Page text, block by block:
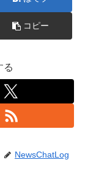
コピー
る
NewsChatLog